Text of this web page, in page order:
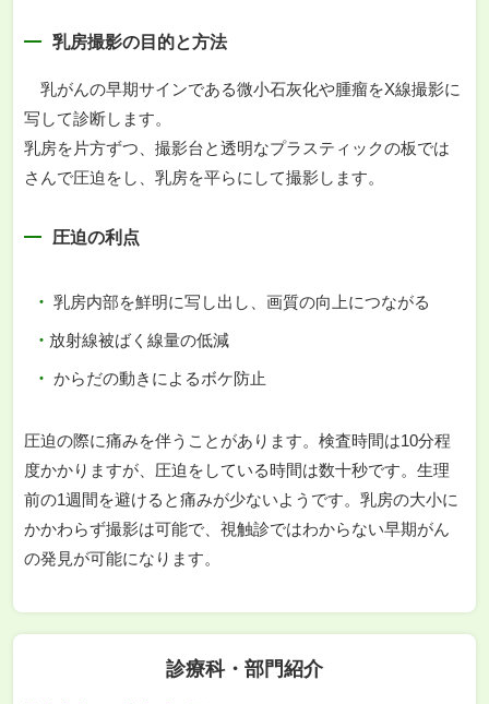
乳房撮影の目的と方法
乳がんの早期サインである微小石灰化や腫瘤をX線撮影に
写して診断します。
乳房を片方ずつ、撮影台と透明なプラスティックの板では
さんで圧迫をし、乳房を平らにして撮影します。
圧迫の利点
乳房内部を鮮明に写し出し、画質の向上につながる
放射線被ばく線量の低減
からだの動きによるボケ防止
圧迫の際に痛みを伴うことがあります。検査時間は10分程
度かかりますが、圧迫をしている時間は数十秒です。生理
前の1週間を避けると痛みが少ないようです。乳房の大小に
かかわらず撮影は可能で、視触診ではわからない早期がん
の発見が可能になります。
診療科・部門紹介